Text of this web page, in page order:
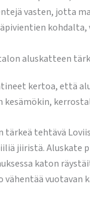
vasten, jotta
aluskatteen
kertoa, että
tehtävä
jiiristä. Aluskate
katon
vuotavan